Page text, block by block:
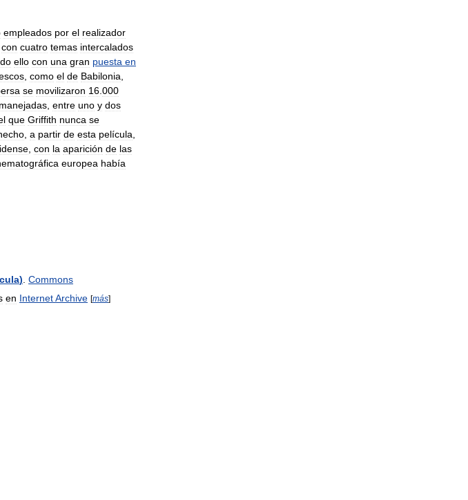
empleados por el realizador
con cuatro temas intercalados
ello con una gran puesta en
como el de Babilonia
se movilizaron 16 000
manejadas entre uno y dos
que Griffith nunca se
a partir de esta película
con la aparición de las
europea había
) Commons
en InternetArchive [más]